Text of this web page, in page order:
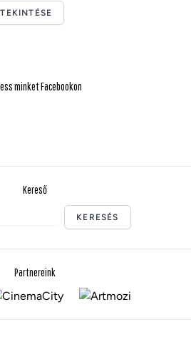
minket Facebookon
Kereső
KERESÉS
Partnereink